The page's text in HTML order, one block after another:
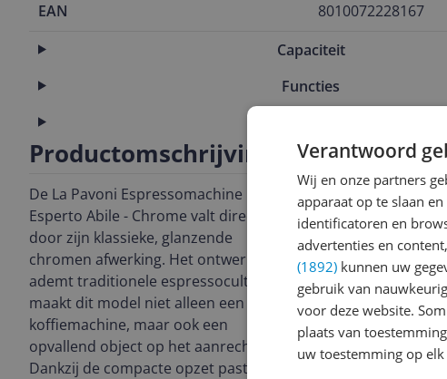
EAN
8010072228167
Capaciteit
Functies
Productomschrijving
De La Pavoni Espressomachine
Esperto Abile - Chrome valt direct op
door zijn klassieke, glanzende
chromen afwerking. Het ontwerp
ademt traditionele espressocultuur en
maakt dit model niet alleen een
koffiemachine, maar ook een
opvallend object op het aanrecht.
Dankzij de compacte opzet past hij
Verantwoord
Wij en onze partners
apparaat op te slaan
identificatoren en
advertenties en
(1892) kunnen uw
gebruik van
voor deze website.
plaats van
uw toestemming op